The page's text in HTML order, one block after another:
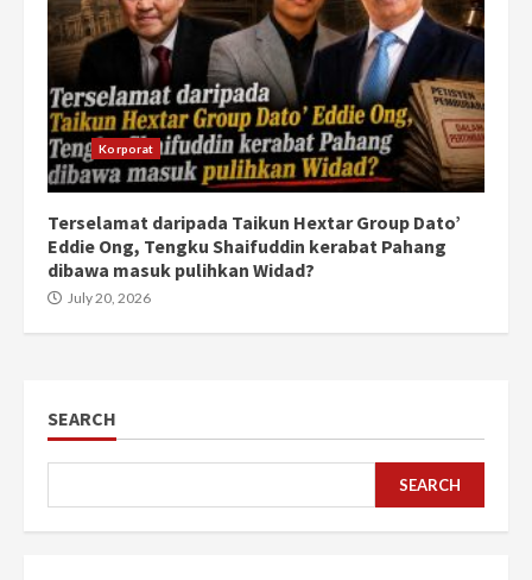
Korporat
Terselamat daripada Taikun Hextar Group Dato’
Eddie Ong, Tengku Shaifuddin kerabat Pahang
dibawa masuk pulihkan Widad?
July 20, 2026
SEARCH
SEARCH